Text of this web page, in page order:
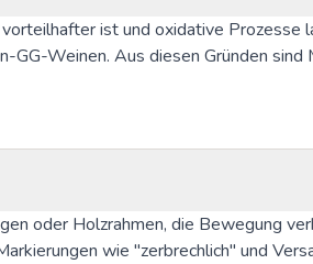
ist und oxidative Prozesse
Weinen. Aus diesen Gründen sind
oder Holzrahmen, die Bewegung
wie "zerbrechlich" und